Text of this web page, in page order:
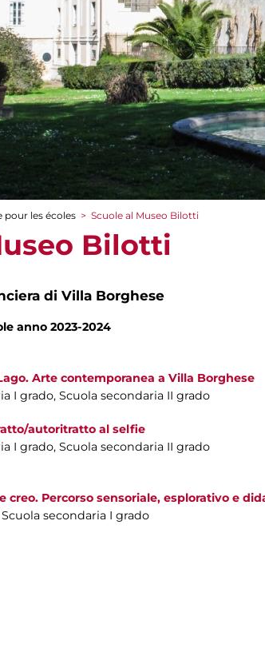
pour les écoles > Scuole al Museo Bilotti
Bilotti
di Villa Borghese
anno 2023-2024
Arte contemporanea a Villa Borghese
I grado, Scuola secondaria II grado
autoritratto al selfie
I grado, Scuola secondaria II grado
creo. Percorso sensoriale, esplorativo e
secondaria I grado